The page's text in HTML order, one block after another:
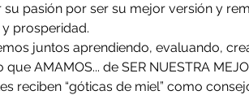
pasión por ser su mejor versión y
prosperidad.
juntos aprendiendo, evaluando,
AMAMOS... de SER NUESTRA
reciben “góticas de miel” como